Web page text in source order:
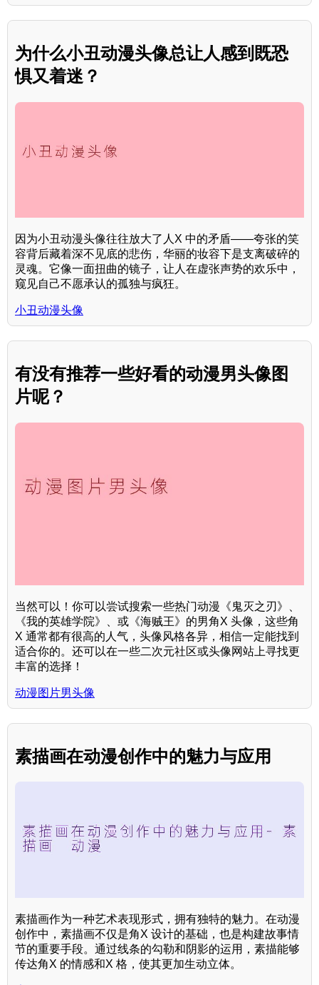
为什么小丑动漫头像总让人感到既恐
惧又着迷？
因为小丑动漫头像往往放大了人X 中的矛盾——夸张的笑
容背后藏着深不见底的悲伤，华丽的妆容下是支离破碎的
灵魂。它像一面扭曲的镜子，让人在虚张声势的欢乐中，
窥见自己不愿承认的孤独与疯狂。
小丑动漫头像
有没有推荐一些好看的动漫男头像图
片呢？
当然可以！你可以尝试搜索一些热门动漫《鬼灭之刃》、
《我的英雄学院》、或《海贼王》的男角X 头像，这些角
X 通常都有很高的人气，头像风格各异，相信一定能找到
适合你的。还可以在一些二次元社区或头像网站上寻找更
丰富的选择！
动漫图片男头像
素描画在动漫创作中的魅力与应用
素描画作为一种艺术表现形式，拥有独特的魅力。在动漫
创作中，素描画不仅是角X 设计的基础，也是构建故事情
节的重要手段。通过线条的勾勒和阴影的运用，素描能够
传达角X 的情感和X 格，使其更加生动立体。